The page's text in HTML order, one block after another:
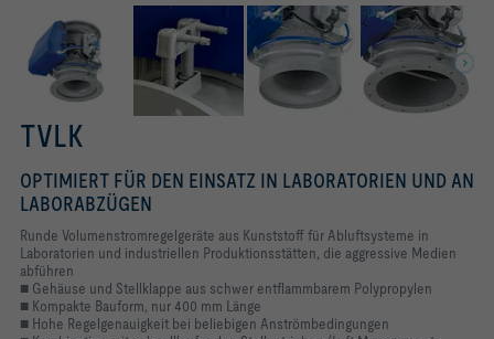
TVLK
OPTIMIERT FÜR DEN EINSATZ IN LABORATORIEN UND AN
LABORABZÜGEN
Runde Volumenstromregelgeräte aus Kunststoff für Abluftsysteme in
Laboratorien und industriellen Produktionsstätten, die aggressive Medien
abführen
■ Gehäuse und Stellklappe aus schwer entflammbarem Polypropylen
■ Kompakte Bauform, nur 400 mm Länge
■ Hohe Regelgenauigkeit bei beliebigen Anströmbedingungen